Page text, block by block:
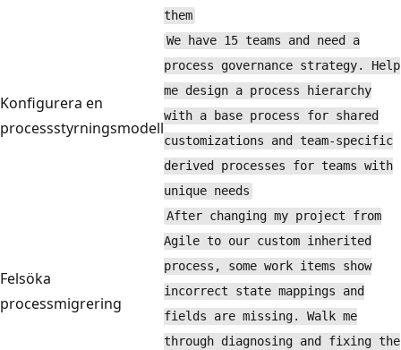
them
Konfigurera en
processstyrningsmodell
We have 15 teams and need a
process governance strategy. Help
me design a process hierarchy
with a base process for shared
customizations and team-specific
derived processes for teams with
unique needs
Felsöka
processmigrering
After changing my project from
Agile to our custom inherited
process, some work items show
incorrect state mappings and
fields are missing. Walk me
through diagnosing and fixing the